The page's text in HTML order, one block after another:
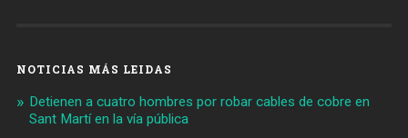
NOTICIAS MÁS LEIDAS
Detienen a cuatro hombres por robar cables de cobre en
Sant Martí en la vía pública